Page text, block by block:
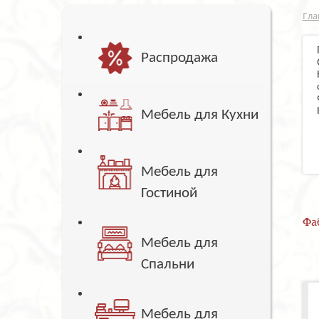
Распродажа
Мебель для Кухни
Мебель для
Гостиной
Мебель для
Спальни
Мебель для